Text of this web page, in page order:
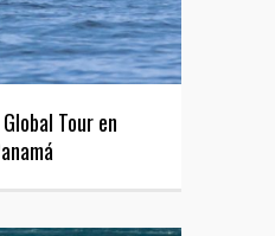
Tour en